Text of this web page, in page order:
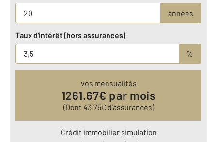
années
Taux d'intérêt (hors assurances)
%
vos mensualités
1261.67€ par mois
(Dont 43.75€ d’assurances)
Crédit immobilier simulation